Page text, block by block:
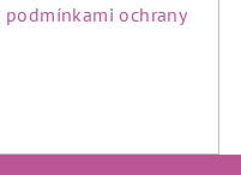
podmínkami ochrany